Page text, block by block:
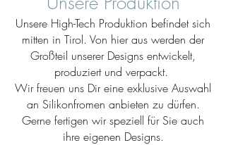
Unsere High-Tech Produktion befindet sich
mitten in Tirol. Von hier aus werden der
Großteil unserer Designs entwickelt,
produziert und verpackt.
Wir freuen uns Dir eine exklusive Auswahl
an Silikonfromen anbieten zu dürfen.
Gerne fertigen wir speziell für Sie auch
ihre eigenen Designs.